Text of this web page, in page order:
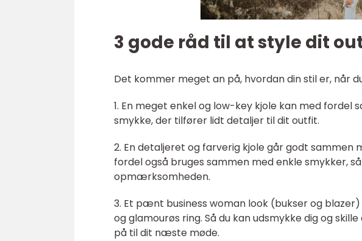
3 gode råd til at style dit
Det kommer meget an på, hvordan din stil er, når
1. En meget enkel og low-key kjole kan med
smykke, der tilfører lidt detaljer til dit outfit.
2. En detaljeret og farverig kjole går godt sammen
fordel også bruges sammen med enkle smykker,
opmærksomheden.
3. Et pænt business woman look (bukser og
og glamourøs ring. Så du kan udsmykke dig og
på til dit næste møde.